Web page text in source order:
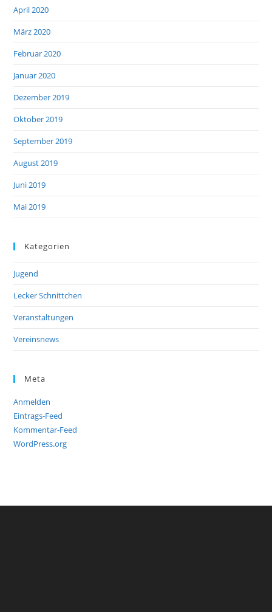
April 2020
März 2020
Februar 2020
Januar 2020
Dezember 2019
Oktober 2019
September 2019
August 2019
Juni 2019
Mai 2019
Kategorien
Jugend
Lecker Schnittchen
Veranstaltungen
Vereinsnews
Meta
Anmelden
Eintrags-Feed
Kommentar-Feed
WordPress.org